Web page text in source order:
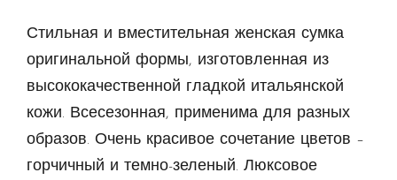
Стильная и вместительная женская сумка
оригинальной формы, изготовленная из
высококачественной гладкой итальянской
кожи. Всесезонная, применима для разных
образов. Очень красивое сочетание цветов –
горчичный и темно-зеленый. Люксовое